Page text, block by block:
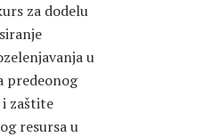
za dodelu
u
predeonog
zaštite
resursa u